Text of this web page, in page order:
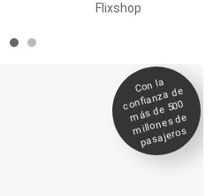
Flixshop
Con la
confianza de
más de 500
millones de
pasajeros